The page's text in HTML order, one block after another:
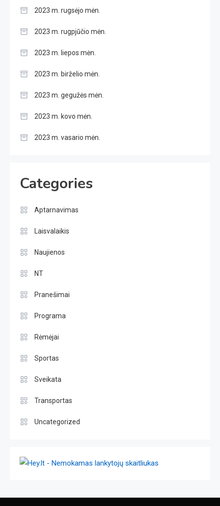
2023 m. rugsėjo mėn.
2023 m. rugpjūčio mėn.
2023 m. liepos mėn.
2023 m. birželio mėn.
2023 m. gegužės mėn.
2023 m. kovo mėn.
2023 m. vasario mėn.
Categories
Aptarnavimas
Laisvalaikis
Naujienos
NT
Pranešimai
Programa
Rėmėjai
Sportas
Sveikata
Transportas
Uncategorized